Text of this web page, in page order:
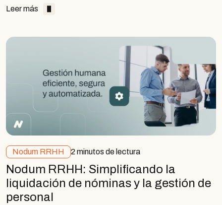
Leer más
Nodum RRHH 2 minutos de lectura
Nodum RRHH: Simplificando la
liquidación de nóminas y la gestión de
personal